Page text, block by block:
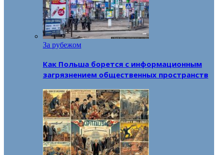
За рубежом
Как Польша борется с информационным
загрязнением общественных пространств